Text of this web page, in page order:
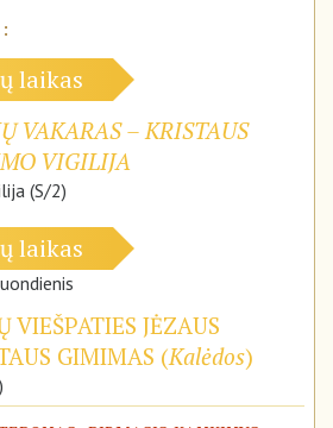
laikas
VAKARAS – KRISTAUS
VIGILIJA
(S/2)
laikas
VIEŠPATIES JĖZAUS
GIMIMAS (Kalėdos)